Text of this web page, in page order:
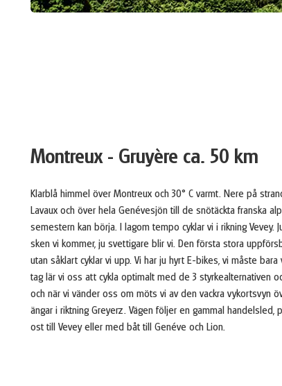
Montreux - Gruyère ca. 50 km
Klarblå himmel över Montreux och 30° C varmt. Nere på
Lavaux och över hela Genévesjön till de snötäckta franska
semestern kan börja. I lagom tempo cyklar vi i rikning Vevey.
sken vi kommer, ju svettigare blir vi. Den första stora
utan såklart cyklar vi upp. Vi har ju hyrt E-bikes, vi måste
tag lär vi oss att cykla optimalt med de 3 styrkealternativen
och när vi vänder oss om möts vi av den vackra vykortsvyn
ängar i riktning Greyerz. Vägen följer en gammal
ost till Vevey eller med båt till Genéve och Lion.